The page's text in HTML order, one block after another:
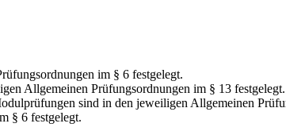
im § 6 festgelegt.
Allgemeinen Prüfungsordnungen im § 13 festgelegt.
sind in den jeweiligen Allgemeinen
§ 6 festgelegt.